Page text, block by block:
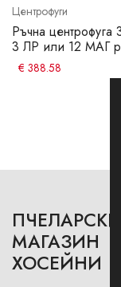
Центрофуги
Ръчна
3 ЛР или 12 МАГ
€ 388.58
ПЧЕЛАРСКИ
МАГАЗИН
ХОСЕЙНИ